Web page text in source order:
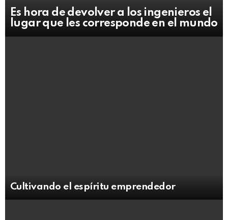
Es hora de devolver a los ingenieros el
lugar que les corresponde en el mundo
Cultivando el espíritu emprendedor